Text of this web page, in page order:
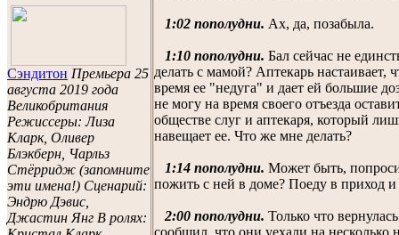
Сэндитон Премьера 25
августа 2019 года
Великобритания
Режиссеры: Лиза
Кларк, Оливер
Блэкберн, Чарльз
Стёрридж (запомните
эти имена!) Сценарий:
Эндрю Дэвис,
Джастин Янг В ролях:
1:02 пополудни. Ах, да, позабыла.
1:10 пополудни. Бал сейчас не
делать с мамой? Аптекарь настаивает,
время ее "недуга" и дает ей большие
не могу на время своего отъезда
обществе слуг и аптекаря, который
навещает ее. Что же мне делать?
1:14 пополудни. Может быть,
пожить с ней в доме? Поеду в приход
2:00 пополудни. Только что
сообщил, что они уехали на несколько